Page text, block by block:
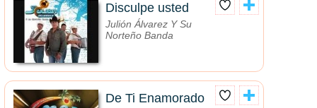
Disculpe usted
Julión Álvarez Y Su
Norteño Banda
De Ti Enamorado